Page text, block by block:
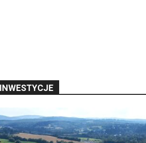
INWESTYCJE